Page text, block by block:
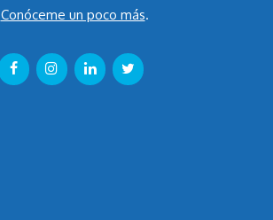
Conóceme un poco más.